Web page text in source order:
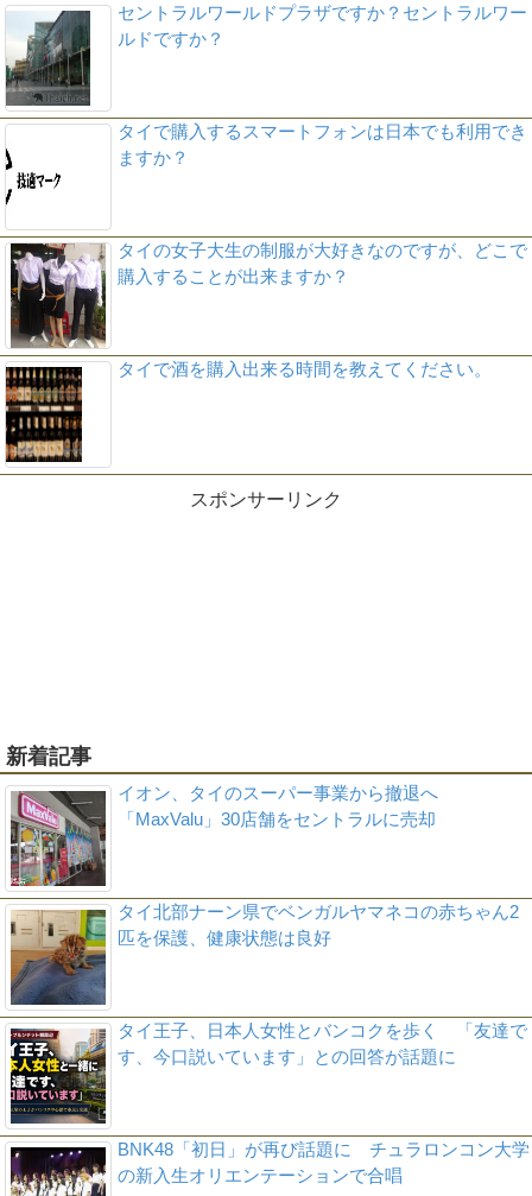
セントラルワールドプラザですか？セントラルワー
ルドですか？
タイで購入するスマートフォンは日本でも利用でき
ますか？
タイの女子大生の制服が大好きなのですが、どこで
購入することが出来ますか？
タイで酒を購入出来る時間を教えてください。
スポンサーリンク
新着記事
イオン、タイのスーパー事業から撤退へ
「MaxValu」30店舗をセントラルに売却
タイ北部ナーン県でベンガルヤマネコの赤ちゃん2
匹を保護、健康状態は良好
タイ王子、日本人女性とバンコクを歩く 「友達で
す、今口説いています」との回答が話題に
BNK48「初日」が再び話題に チュラロンコン大学
の新入生オリエンテーションで合唱